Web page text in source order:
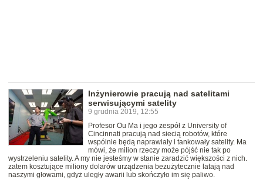
Inżynierowie pracują nad satelitami
serwisującymi satelity
9 grudnia 2019, 12:55
Profesor Ou Ma i jego zespół z University of
Cincinnati pracują nad siecią robotów, które
wspólnie będą naprawiały i tankowały satelity. Ma
mówi, że milion rzeczy może pójść nie tak po
wystrzeleniu satelity. A my nie jesteśmy w stanie zaradzić większości z nich.
zatem kosztujące miliony dolarów urządzenia bezużytecznie latają nad
naszymi głowami, gdyż uległy awarii lub skończyło im się paliwo.